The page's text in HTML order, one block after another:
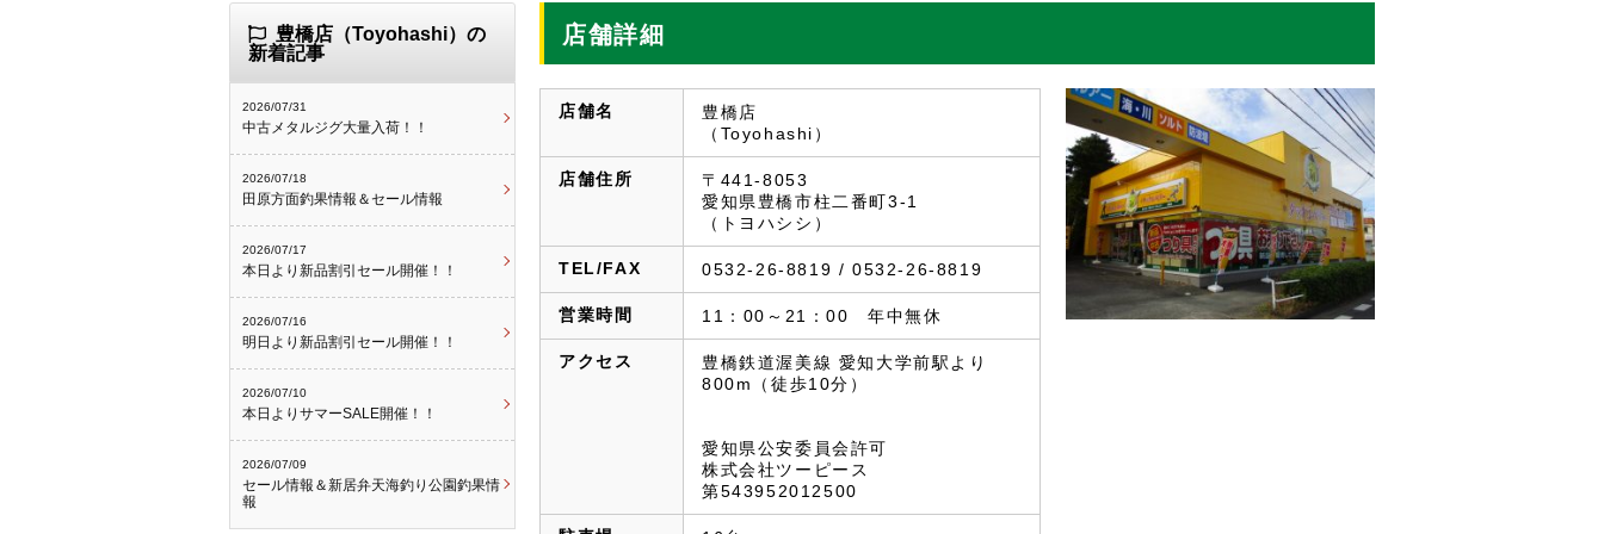
店舗詳細
店舗名
豊橋店
（Toyohashi）
店舗住所
〒441-8053
愛知県豊橋市柱二番町3-1
（トヨハシシ）
TEL/FAX 0532-26-8819 / 0532-26-8819
営業時間 11：00～21：00　年中無休
アクセス
豊橋鉄道渥美線 愛知大学前駅より
800m（徒歩10分）
愛知県公安委員会許可
株式会社ツーピース
第543952012500
豊橋店（Toyohashi）の
新着記事
2026/07/31
中古メタルジグ大量入荷！！
2026/07/18
田原方面釣果情報＆セール情報
2026/07/17
本日より新品割引セール開催！！
2026/07/16
明日より新品割引セール開催！！
2026/07/10
本日よりサマーSALE開催！！
2026/07/09
セール情報＆新居弁天海釣り公園釣果情
報